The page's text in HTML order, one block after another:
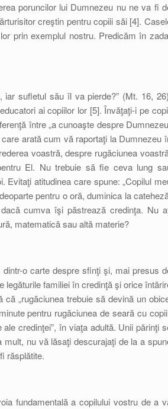
poruncilor lui Dumnezeu nu ne va fi
creştin pentru copiii săi [4].
prin exemplul nostru. Predicăm în
sufletul său îl va pierde?” (Mt. 16,
ai copiilor lor [5]. Învăţaţi-i pe
între „a cunoaşte despre
arată cum vă raportaţi la Dumnezeu
voastră, despre rugăciunea
El. Nu trebuie să fie ceva lung
atitudinea care spune: „Copilul
pentru o oră, duminica la
cumva îşi păstrează credinţa. Nu
matematică sau altă materie?
o carte despre sfinţi şi, mai presus
legăturile familiei în credinţă şi orice
„rugăciunea trebuie să devină un
pentru rugăciunea de seară cu
credinţei”, în viaţa adultă. Unii părinţi
nu vă lăsaţi descurajaţi de la a
răsplătite.
fundamentală a copilului vostru de a